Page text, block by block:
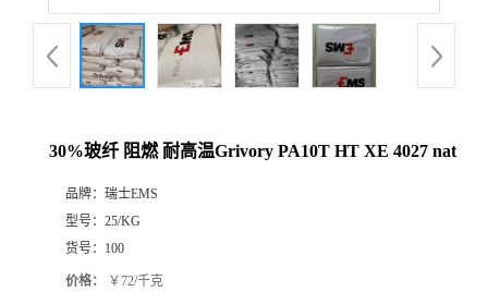
30%玻纤 阻燃 耐高温Grivory PA10T HT XE 4027 nat
品牌： 瑞士EMS
型号： 25/KG
货号： 100
价格： ￥72/千克